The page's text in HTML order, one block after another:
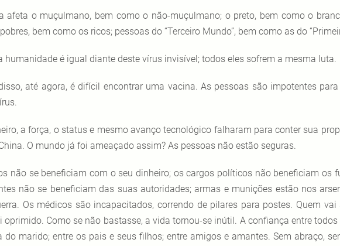
afeta o muçulmano, bem como o não-muçulmano; o preto, bem como o
bem como os ricos; pessoas do “Terceiro Mundo”, bem como as do
humanidade é igual diante deste vírus invisível; todos eles sofrem a mesma luta.
até agora, é difícil encontrar uma vacina. As pessoas são impotentes
a força, o status e mesmo avanço tecnológico falharam para conter sua
O mundo já foi ameaçado assim? As pessoas não estão seguras.
não se beneficiam com o seu dinheiro; os cargos políticos não beneficiam os
não se beneficiam das suas autoridades; armas e munições estão nos
Os médicos são incapacitados, correndo de pilares para postes. Quem
oprimido. Como se não bastasse, a vida tornou-se inútil. A confiança entre todos
do marido; entre os pais e seus filhos; entre amigos e amantes. Sem abraço,